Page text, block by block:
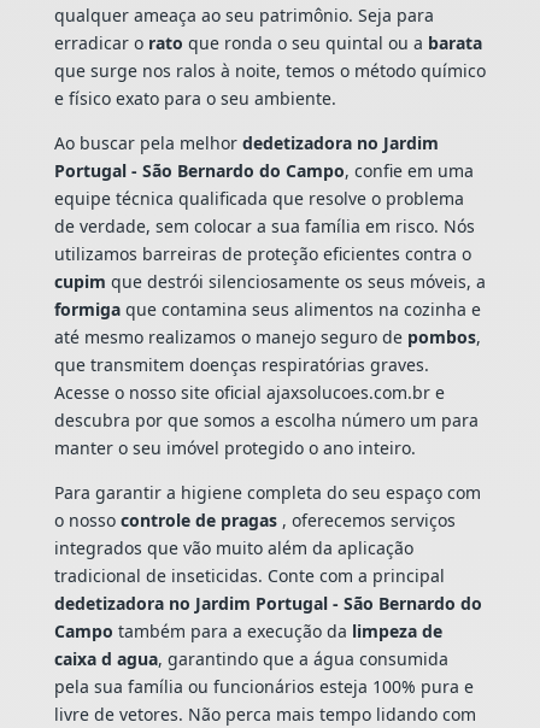
qualquer ameaça ao seu patrimônio. Seja para
erradicar o rato que ronda o seu quintal ou a barata
que surge nos ralos à noite, temos o método químico
e físico exato para o seu ambiente.
Ao buscar pela melhor dedetizadora no Jardim
Portugal - São Bernardo do Campo, confie em uma
equipe técnica qualificada que resolve o problema
de verdade, sem colocar a sua família em risco. Nós
utilizamos barreiras de proteção eficientes contra o
cupim que destrói silenciosamente os seus móveis, a
formigaque contamina seus alimentos na cozinha e
até mesmo realizamos o manejo seguro de pombos,
que transmitem doenças respiratórias graves.
Acesse o nosso site oficial ajaxsolucoes.com.br e
descubra por que somos a escolha número um para
manter o seu imóvel protegido o ano inteiro.
Para garantir a higiene completa do seu espaço com
o nosso controle de pragas , oferecemos serviços
integrados que vão muito além da aplicação
tradicional de inseticidas. Conte com a principal
dedetizadora no Jardim Portugal - São Bernardo do
Campo também para a execução da limpeza de
caixa d agua, garantindo que a água consumida
pela sua família ou funcionários esteja 100% pura e
livre de vetores. Não perca mais tempo lidando com